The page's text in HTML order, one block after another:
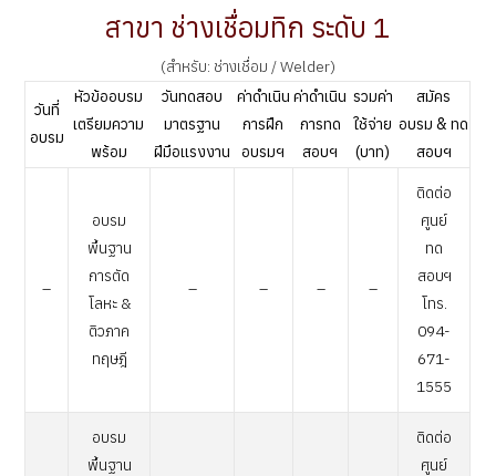
สาขา ช่างเชื่อมทิก ระดับ 1
(สำหรับ: ช่างเชื่อม / Welder)
วันที่
อบรม
หัวข้ออบรม
เตรียมความ
พร้อม
วันทดสอบ
มาตรฐาน
ฝีมือแรงงาน
ค่าดำเนิน
การฝึก
อบรมฯ
ค่าดำเนิน
การทด
สอบฯ
รวมค่า
ใช้จ่าย
(บาท)
สมัคร
อบรม & ทด
สอบฯ
–
อบรม
พื้นฐาน
การตัด
โลหะ &
ติวภาค
ทฤษฎี
– – – –
ติดต่อ
ศูนย์
ทด
สอบฯ
โทร.
094-
671-
1555
อบรม
พื้นฐาน
ติดต่อ
ศูนย์